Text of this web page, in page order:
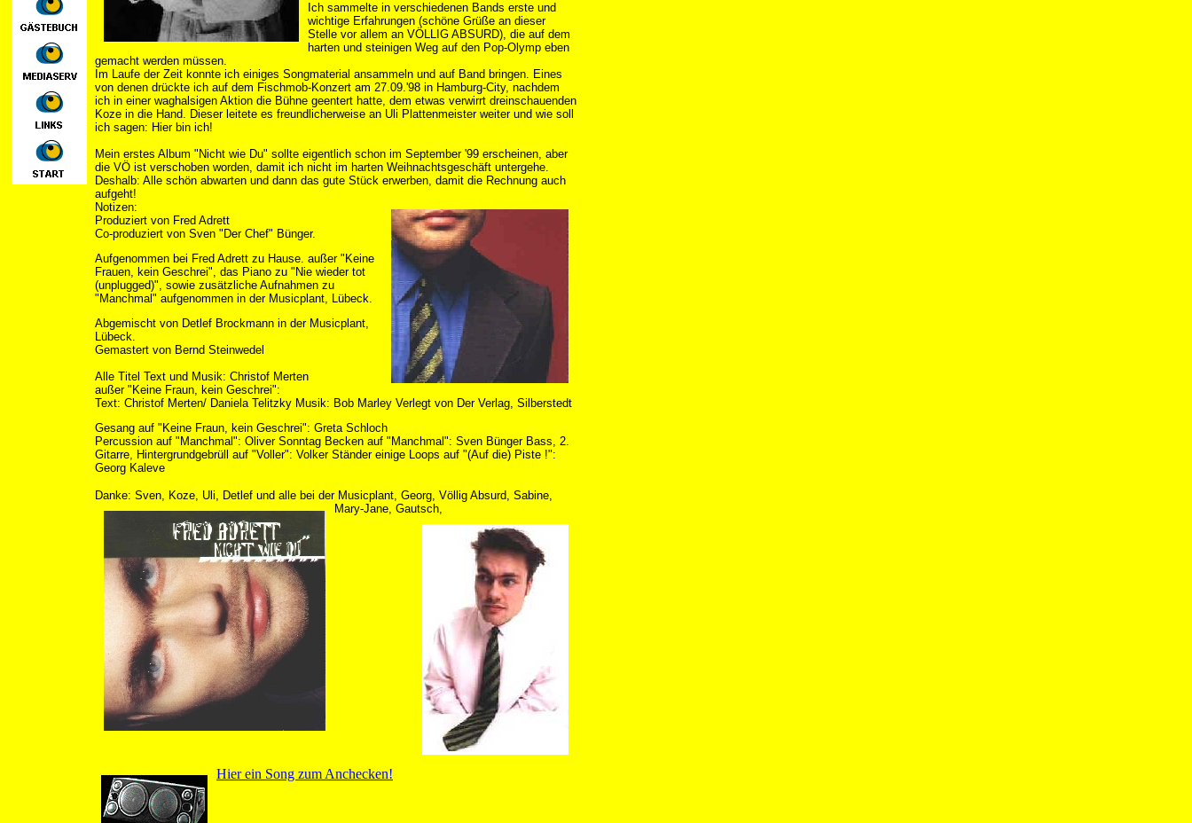
Ich sammelte in verschiedenen Bands erste und
wichtige Erfahrungen (schöne Grüße an dieser
Stelle vor allem an VÖLLIG ABSURD), die auf dem
harten und steinigen Weg auf den Pop-Olymp eben
gemacht werden müssen.
Im Laufe der Zeit konnte ich einiges Songmaterial ansammeln und auf Band bringen. Eines
von denen drückte ich auf dem Fischmob-Konzert am 27.09.'98 in Hamburg-City, nachdem
ich in einer waghalsigen Aktion die Bühne geentert hatte, dem etwas verwirrt dreinschauenden
Koze in die Hand. Dieser leitete es freundlicherweise an Uli Plattenmeister weiter und wie soll
ich sagen: Hier bin ich!
Mein erstes Album "Nicht wie Du" sollte eigentlich schon im September '99 erscheinen, aber
die VÖ ist verschoben worden, damit ich nicht im harten Weihnachtsgeschäft untergehe.
Deshalb: Alle schön abwarten und dann das gute Stück erwerben, damit die Rechnung auch
aufgeht!
Notizen:
Produziert von Fred Adrett
Co-produziert von Sven "Der Chef" Bünger.
Aufgenommen bei Fred Adrett zu Hause. außer "Keine
Frauen, kein Geschrei", das Piano zu "Nie wieder tot
(unplugged)", sowie zusätzliche Aufnahmen zu
"Manchmal" aufgenommen in der Musicplant, Lübeck.
Abgemischt von Detlef Brockmann in der Musicplant,
Lübeck.
Gemastert von Bernd Steinwedel
Alle Titel Text und Musik: Christof Merten
außer "Keine Fraun, kein Geschrei":
Text: Christof Merten/ Daniela Telitzky Musik: Bob Marley Verlegt von Der Verlag, Silberstedt
Gesang auf "Keine Fraun, kein Geschrei": Greta Schloch
Percussion auf "Manchmal": Oliver Sonntag Becken auf "Manchmal": Sven Bünger Bass, 2.
Gitarre, Hintergrundgebrüll auf "Voller": Volker Ständer einige Loops auf "(Auf die) Piste !":
Georg Kaleve
Danke: Sven, Koze, Uli, Detlef und alle bei der Musicplant, Georg, Völlig Absurd, Sabine,
Mary-Jane, Gautsch,
Hier ein Song zum Anchecken!